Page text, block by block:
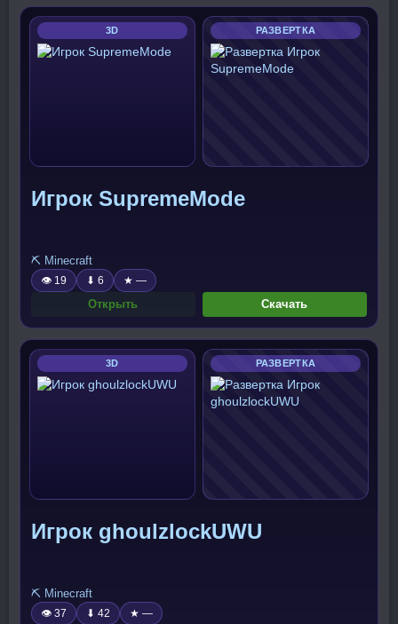
3D РАЗВЕРТКА
Игрок SupremeMode
⛏️ Minecraft
👁 19 ⬇ 6 ★ —
Открыть Скачать
3D РАЗВЕРТКА
Игрок ghoulzlockUWU
⛏️ Minecraft
👁 37 ⬇ 42 ★ —